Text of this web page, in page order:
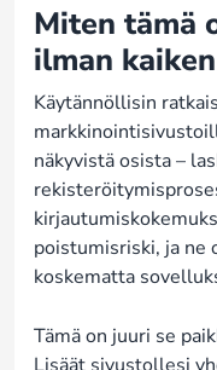
Miten tämä
ilman
Käytännöllisin
näkyvistä osista –
poistumisriski, ja ne
koskematta
Tämä on juuri se